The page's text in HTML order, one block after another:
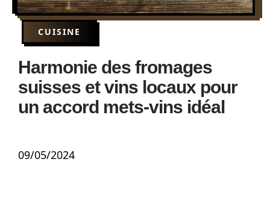
CUISINE
Harmonie des fromages
suisses et vins locaux pour
un accord mets-vins idéal
09/05/2024